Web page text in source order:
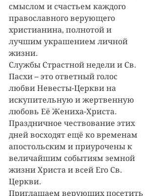
смыслом и счастьем каждого
православного верующего
христианина, полнотой и
лучшим украшением личной
жизни.
Службы Страстной недели и Св.
Пасхи – это ответный голос
любви Невесты-Церкви на
искупительную и жертвенную
любовь Её Жениха-Христа.
Праздничное чествование этих
дней восходят ещё ко временам
апостольским и приурочены к
величайшим событиям земной
жизни Христа и всей Его Св.
Церкви.
Приглашаем верующих посетить